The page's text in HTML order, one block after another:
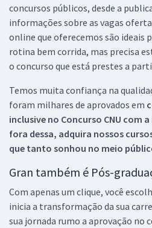
concursos públicos, desde a
informações sobre as vagas
online que oferecemos são ideais
rotina bem corrida, mas precisa
o concurso que está prestes a
Temos muita confiança na
foram milhares de aprovados em
inclusive no Concurso CNU com a
fora dessa, adquira nossos
que tanto sonhou no meio
Gran também é Pós-
Com apenas um clique, você
inicia a transformação da sua
sua jornada rumo a aprovação no